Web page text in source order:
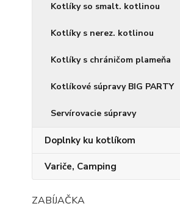
Kotlíky so smalt. kotlinou
Kotlíky s nerez. kotlinou
Kotlíky s chráničom plameňa
Kotlíkové súpravy BIG PARTY
Servírovacie súpravy
Doplnky ku kotlíkom
Variče, Camping
ZABÍJAČKA